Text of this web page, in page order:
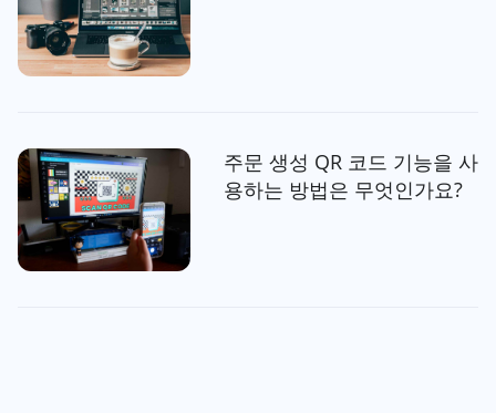
주문 생성 QR 코드 기능을 사
용하는 방법은 무엇인가요?